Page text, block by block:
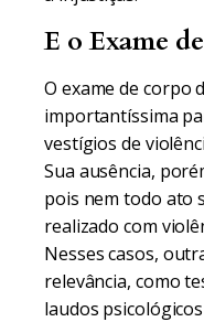
E o Exame
O exame de corpo
importantíssima
vestígios de
Sua ausência,
pois nem todo ato
realizado com
Nesses casos,
relevância, como
laudos